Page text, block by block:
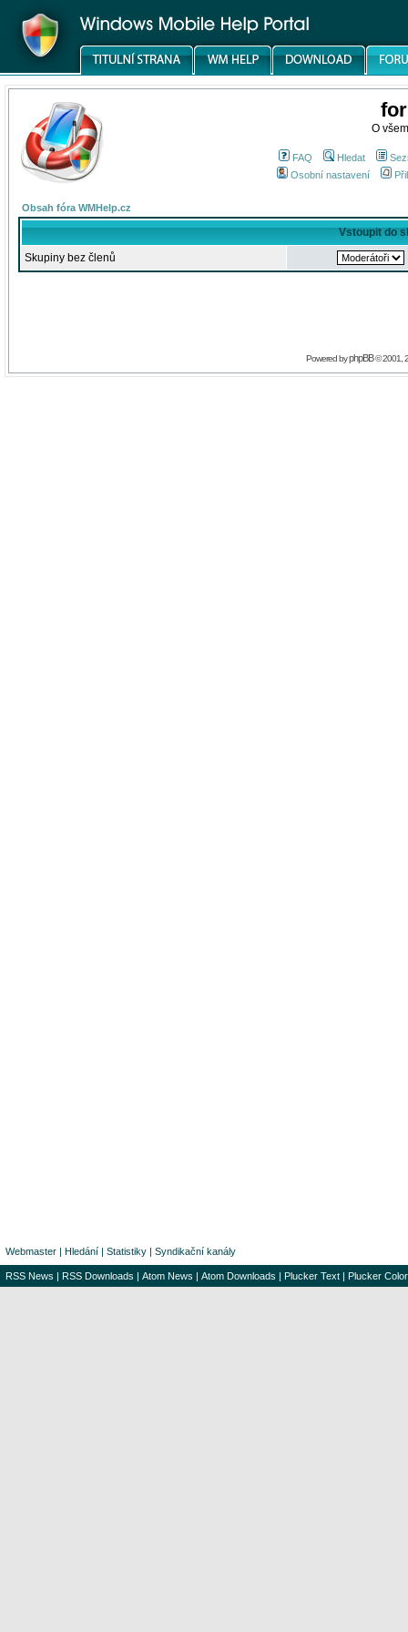
O
FAQ Hledat
Osobní nastavení
Obsah fóra WMHelp.cz
Vstoupit do
Skupiny bez členů
Powered byphpBB© 2001,
Webmaster | Hledání | Statistiky | Syndikační kanály
RSS News | RSS Downloads | Atom News | Atom Downloads | Plucker Text | Plucker Color